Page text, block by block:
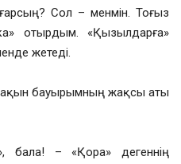
Сол – менмін. Тоғыз
отырдым. «Қызылдарға»
жетеді.
бауырымның жақсы аты
бала! – «Қора» дегеннің